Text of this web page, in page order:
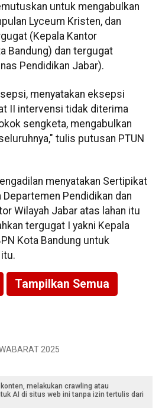
untuk mengabulkan
Lyceum Kristen, dan
(Kepala Kantor
Bandung) dan tergugat
Pendidikan Jabar).
menyatakan eksepsi
II intervensi tidak diterima
sengketa, mengabulkan
tulis putusan PTUN
menyatakan Sertipikat
Departemen Pendidikan dan
Wilayah Jabar atas lahan itu
tergugat I yakni Kepala
Kota Bandung untuk
Tampilkan Semua
2025
melakukan crawling atau
AI di situs web ini tanpa izin tertulis dari